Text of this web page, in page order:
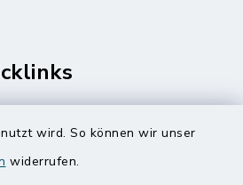
wird. So können wir unser
widerrufen. Meldorfer Koog